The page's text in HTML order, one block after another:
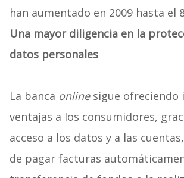
han aumentado en 2009 hasta el
Una mayor diligencia en la
datos personales
La banca onlinesigue ofreciendo
ventajas a los consumidores,
acceso a los datos y a las
de pagar facturas